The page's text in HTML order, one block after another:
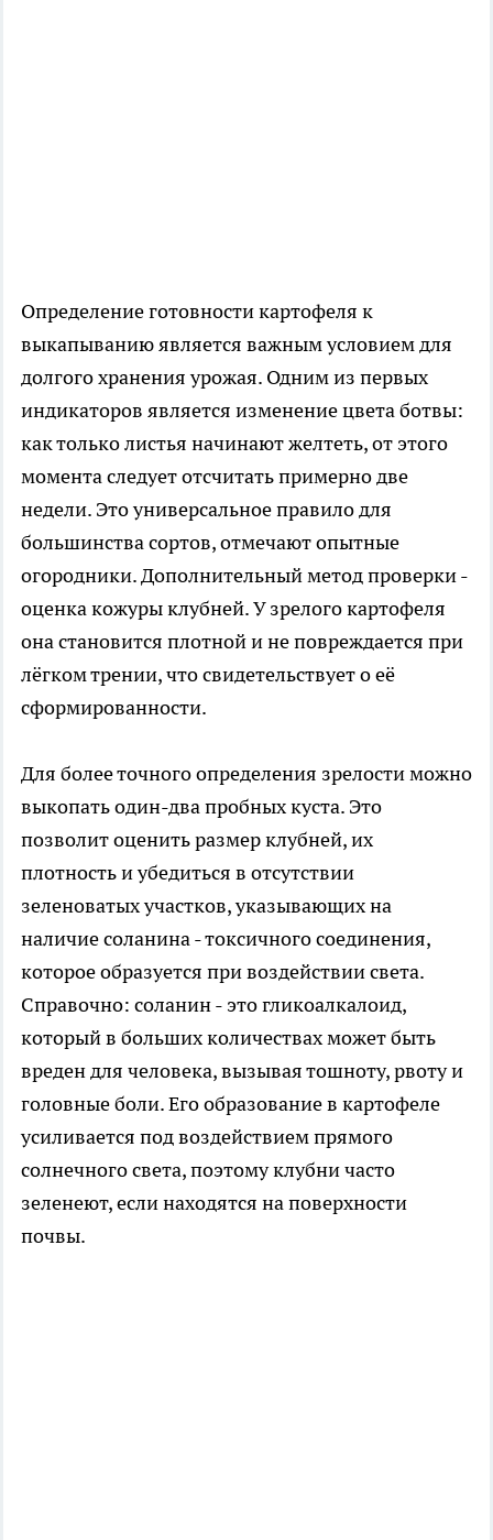
Определение готовности картофеля к
выкапыванию является важным условием для
долгого хранения урожая. Одним из первых
индикаторов является изменение цвета ботвы:
как только листья начинают желтеть, от этого
момента следует отсчитать примерно две
недели. Это универсальное правило для
большинства сортов, отмечают опытные
огородники. Дополнительный метод проверки -
оценка кожуры клубней. У зрелого картофеля
она становится плотной и не повреждается при
лёгком трении, что свидетельствует о её
сформированности.
Для более точного определения зрелости можно
выкопать один-два пробных куста. Это
позволит оценить размер клубней, их
плотность и убедиться в отсутствии
зеленоватых участков, указывающих на
наличие соланина - токсичного соединения,
которое образуется при воздействии света.
Справочно: соланин - это гликоалкалоид,
который в больших количествах может быть
вреден для человека, вызывая тошноту, рвоту и
головные боли. Его образование в картофеле
усиливается под воздействием прямого
солнечного света, поэтому клубни часто
зеленеют, если находятся на поверхности
почвы.